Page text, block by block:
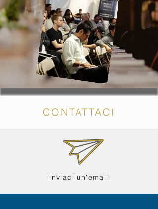
CONTATTACI
inviaci un'email